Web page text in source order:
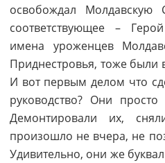
освобождал
соответствующее –
имена уроженцев
Приднестровья, тоже были
И вот первым делом что
руководство? Они
Демонтировали их,
произошло не вчера, не
Удивительно, они же